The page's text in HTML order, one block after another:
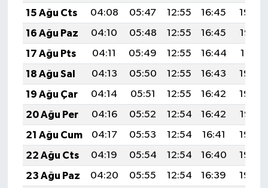
15 Ağu Cts
04:08 05:47 12:55 16:45
19:54
16 Ağu Paz
04:10 05:48 12:55 16:45
19:52
17 Ağu Pts
04:11 05:49 12:55 16:44
19:51
18 Ağu Sal
04:13 05:50 12:55 16:43
19:50
19 Ağu Çar
04:14 05:51 12:55 16:42
19:48
20 Ağu Per
04:16 05:52 12:54 16:42
19:47
21 Ağu Cum
04:17 05:53 12:54 16:41
19:45
22 Ağu Cts
04:19 05:54 12:54 16:40
19:44
23 Ağu Paz
04:20 05:55 12:54 16:39
19:42